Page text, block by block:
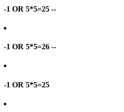
-1 OR 5*5=25 --
-1 OR 5*5=26 --
-1 OR 5*5=25